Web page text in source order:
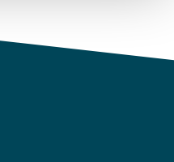
del sitio web con
publicidad y análisis